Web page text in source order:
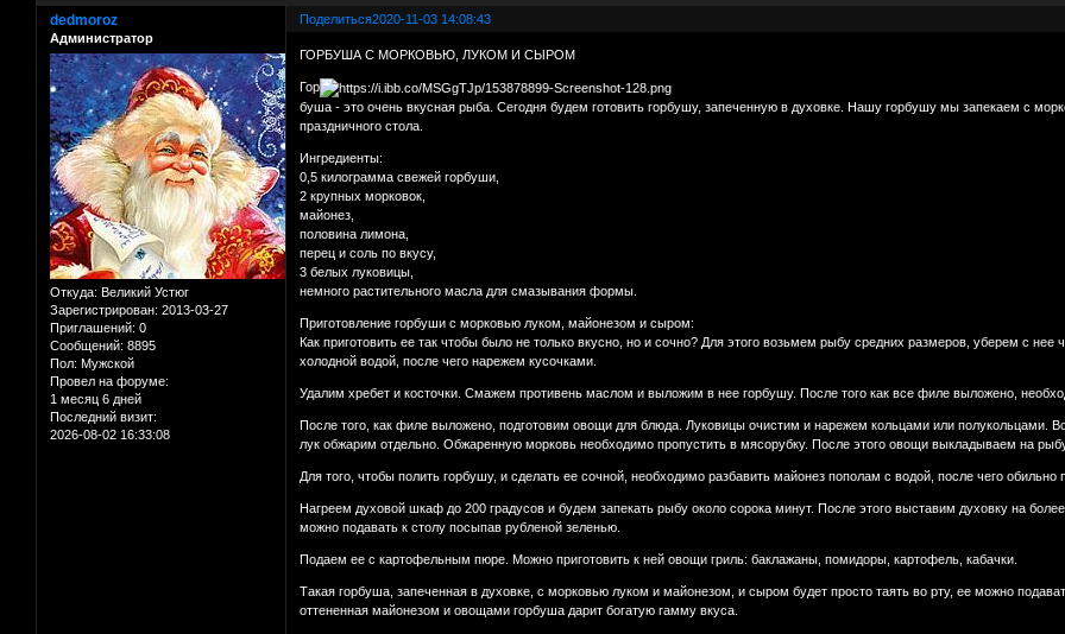
Поделиться2020-11-03 14:08:43
dedmoroz
Администратор
Откуда: Великий Устюг
Зарегистрирован: 2013-03-27
Приглашений: 0
Сообщений: 8895
Пол: Мужской
Провел на форуме:
1 месяц 6 дней
Последний визит:
2026-08-02 16:33:08
ГОРБУША С МОРКОВЬЮ, ЛУКОМ И СЫРОМ
Гор
буша - это очень вкусная рыба. Сегодня будем готовить горбушу, запеченную в духовке. Нашу горбушу мы запекаем с
праздничного стола.
Ингредиенты:
0,5 килограмма свежей горбуши,
2 крупных морковок,
майонез,
половина лимона,
перец и соль по вкусу,
3 белых луковицы,
немного растительного масла для смазывания формы.
Приготовление горбуши с морковью луком, майонезом и сыром:
Как приготовить ее так чтобы было не только вкусно, но и сочно? Для этого возьмем рыбу средних размеров, уберем с
холодной водой, после чего нарежем кусочками.
Удалим хребет и косточки. Смажем противень маслом и выложим в нее горбушу. После того как все филе выложено,
После того, как филе выложено, подготовим овощи для блюда. Луковицы очистим и нарежем кольцами или полукольцами.
лук обжарим отдельно. Обжаренную морковь необходимо пропустить в мясорубку. После этого овощи выкладываем на
Для того, чтобы полить горбушу, и сделать ее сочной, необходимо разбавить майонез пополам с водой, после чего обильно
Нагреем духовой шкаф до 200 градусов и будем запекать рыбу около сорока минут. После этого выставим духовку на
можно подавать к столу посыпав рубленой зеленью.
Подаем ее с картофельным пюре. Можно приготовить к ней овощи гриль: баклажаны, помидоры, картофель, кабачки.
Такая горбуша, запеченная в духовке, с морковью луком и майонезом, и сыром будет просто таять во рту, ее можно
оттененная майонезом и овощами горбуша дарит богатую гамму вкуса.